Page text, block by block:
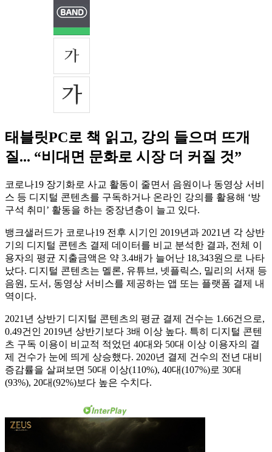
태블릿PC로 책 읽고, 강의 들으며 뜨개
질... “비대면 문화로 시장 더 커질 것”
코로나19 장기화로 사교 활동이 줄면서 음원이나 동영상 서비
스 등 디지털 콘텐츠를 구독하거나 온라인 강의를 활용해 ‘방
구석 취미’ 활동을 하는 중장년층이 늘고 있다.
뱅크샐러드가 코로나19 전후 시기인 2019년과 2021년 각 상반
기의 디지털 콘텐츠 결제 데이터를 비교 분석한 결과, 전체 이
용자의 평균 지출금액은 약 3.4배가 늘어난 18,343원으로 나타
났다. 디지털 콘텐츠는 멜론, 유튜브, 넷플릭스, 밀리의 서재 등
음원, 도서, 동영상 서비스를 제공하는 앱 또는 플랫폼 결제 내
역이다.
2021년 상반기 디지털 콘텐츠의 평균 결제 건수는 1.66건으로,
0.49건인 2019년 상반기보다 3배 이상 높다. 특히 디지털 콘텐
츠 구독 이용이 비교적 적었던 40대와 50대 이상 이용자의 결
제 건수가 눈에 띄게 상승했다. 2020년 결제 건수의 전년 대비
증감률을 살펴보면 50대 이상(110%), 40대(107%)로 30대
(93%), 20대(92%)보다 높은 수치다.